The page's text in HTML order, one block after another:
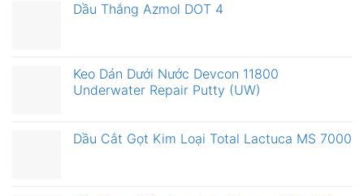
Dầu Thắng Azmol DOT 4
Keo Dán Dưới Nước Devcon 11800
Underwater Repair Putty (UW)
Dầu Cắt Gọt Kim Loại Total Lactuca MS 7000